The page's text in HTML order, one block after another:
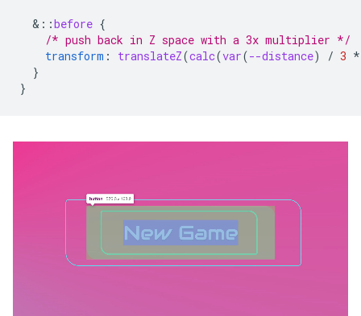
& ::before {
/* push back in Z space with a 3x multiplier */
transform : translateZ(calc(var(--distance) / 3 *
}
}